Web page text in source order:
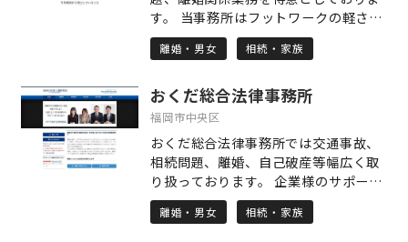
シャル・プランニング技能士 業務案内
□IT導入/DX推進 バックオフィス（経
理/人事/総務/法務/経営企画/）支援
クラウド会計導入支援、ペーパーレス
化支援、チャットツール導入、
Google Workspace導入支援、
Microsoft 365導入支援、基幹システ
ムの導入支援、勤怠管理ツール導入支
援、給与・経費精算ツール導入支援
IT導入社内研修。経理や人事、総務な
どの業務を効率化し、経営者が本業に
集中できるようサポートするサービス
す。 当事務所はフットワークの軽さを
1番大事にしていますので、事務所まで
ご相談にお越しになるのが難しい方に
す。福岡市内であれば交通費も無料で
伺います。 また、初回相談は無料でお
話を伺います。 福岡市内の相続登記な
らば「相続おまかせパック」をご用意
しており、これに関しては業界最安値
を目指した料金設定とさせて頂いてお
ります！ その他の業務もご相談頂けば
承れるものもございますので、詳しく
離婚・男女 相続・家族
おくだ総合法律事務所
福岡市中央区
おくだ総合法律事務所では交通事故、
相続問題、離婚、自己破産等幅広く取
り扱っております。 企業様のサポート
も行っておりますので、お困りのこと
がございましたら、是非ご相談くださ
離婚・男女 相続・家族